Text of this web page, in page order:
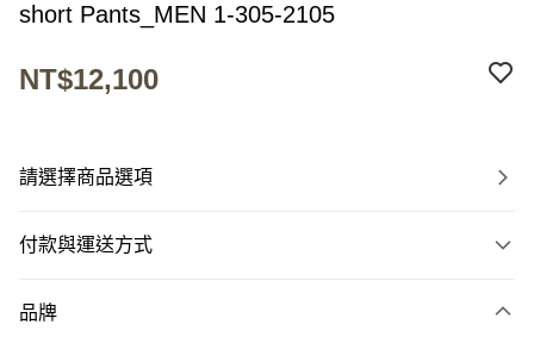
short Pants_MEN 1-305-2105
NT$12,100
請選擇商品選項
付款與運送方式
信用卡一次付款
品牌